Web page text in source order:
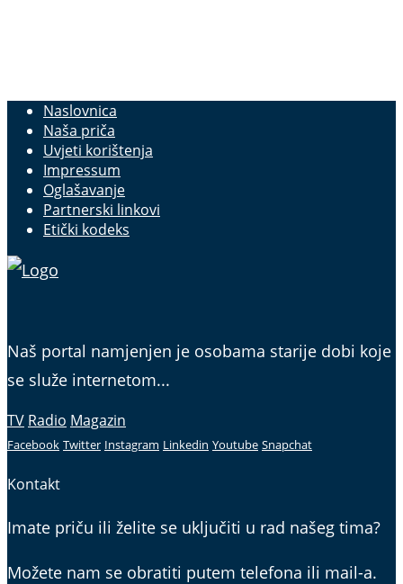
Naslovnica
Naša priča
Uvjeti korištenja
Impressum
Oglašavanje
Partnerski linkovi
Etički kodeks
Naš portal namjenjen je osobama starije dobi koje
se služe internetom...
TV Radio Magazin
Facebook Twitter Instagram Linkedin Youtube Snapchat
Kontakt
Imate priču ili želite se uključiti u rad našeg tima?
Možete nam se obratiti putem telefona ili mail-a.